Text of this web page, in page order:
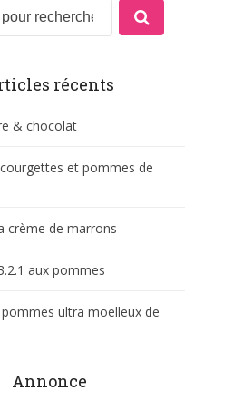
récents
& chocolat
et pommes de
crème de marrons
aux pommes
ultra moelleux de
Annonce